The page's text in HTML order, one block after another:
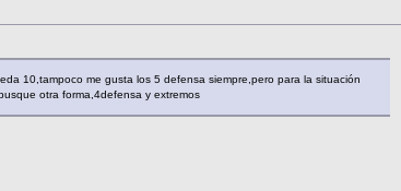
10,tampoco me gusta los 5 defensa siempre,pero para la situación
otra forma,4defensa y extremos